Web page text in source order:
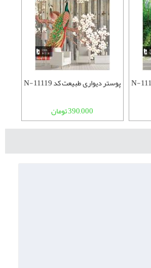
پوستر دیواری طبیعت کد N-11119
390,000 تومان